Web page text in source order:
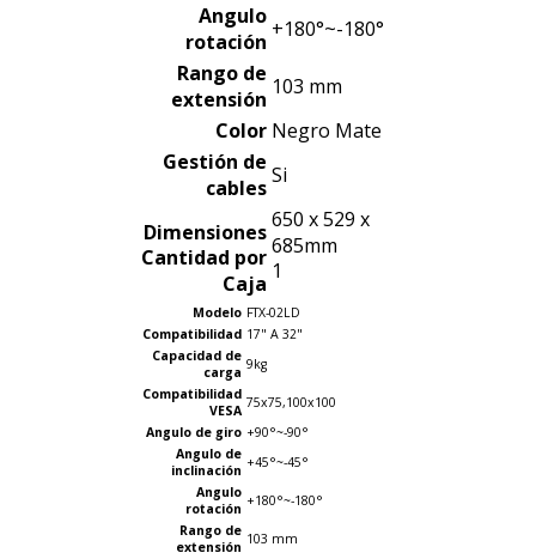
Angulo
rotación +180°~-180°
Rango de
extensión 103 mm
Color Negro Mate
Gestión de
cables Si
Dimensiones 650 x 529 x
685mm
Cantidad por
Caja 1
Modelo FTX-02LD
Compatibilidad 17" A 32"
Capacidad de
carga 9kg
Compatibilidad
VESA 75x75,100x100
Angulo de giro +90°~-90°
Angulo de
inclinación +45°~-45°
Angulo
rotación +180°~-180°
Rango de
extensión 103 mm